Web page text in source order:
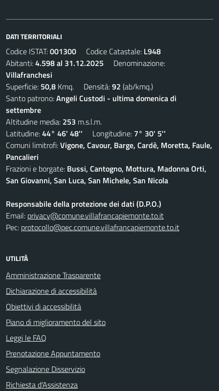
DATI TERRITORIALI
Codice ISTAT:001300 Codice Catastale: L948
Abitanti:4.598 al 31.12.2025 Denominazione:
Villafranchesi
Superficie: 50,8 Kmq. Densità:92 (ab/kmq.)
Santo patrono:Angeli Custodi - ultima domenica di
settembre
Altitudine media: 253 m.s.l.m.
Latitudine:44° 46' 48'' Longitudine: 7° 30' 5''
Comuni limitrofi:Vigone, Cavour, Barge, Cardè, Moretta, Faule,
Pancalieri
Frazioni e borgate: Bussi, Cantogno, Mottura, Madonna Orti,
San Giovanni, San Luca, San Michele, San Nicola
Responsabile della protezione dei dati (D.P.O.)
Email: privacy@comune.villafrancapiemonte.to.it
Pec: protocollo@pec.comune.villafrancapiemonte.to.it
UTILITÀ
Amministrazione Trasparente
Dichiarazione di accessibilità
Obiettivi di accessibilità
Piano di miglioramento del sito
Leggi le FAQ
Prenotazione Appuntamento
Segnalazione Disservizio
Richiesta d'Assistenza